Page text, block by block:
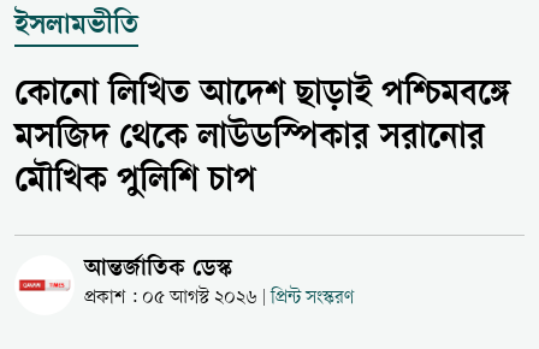
ইসলামভীতি
কোনো লিখিত আদেশ ছাড়াই পশ্চিমবঙ্গে
মসজিদ থেকে লাউডস্পিকার সরানোর
মৌখিক পুলিশি চাপ
আন্তর্জাতিক ডেস্ক
প্রকাশ : ০৫ আগস্ট ২০২৬ প্রিন্ট সংস্করণ